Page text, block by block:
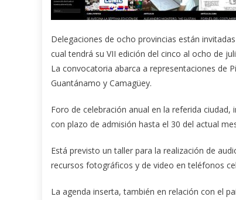
Delegaciones de ocho provincias están
cual tendrá su VII edición del cinco al ocho de
La convocatoria abarca a representaciones de
Guantánamo y Camagüey.
Foro de celebración anual en la referida
con plazo de admisión hasta el 30 del actual
Está previsto un taller para la realización de
recursos fotográficos y de video en teléfonos
La agenda inserta, también en relación con el